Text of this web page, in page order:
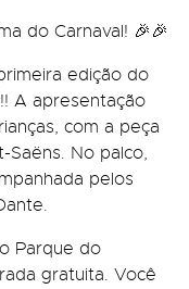
do Carnaval! 🎉🎉
edição do
A apresentação
com a peça
Saëns. No palco,
pelos
Parque do
gratuita. Você